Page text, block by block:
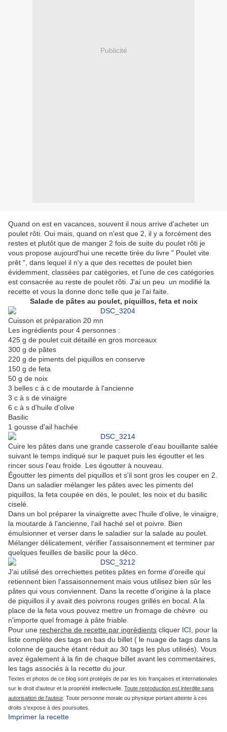
Publicité
Quand on est en vacances, souvent il nous arrive d'acheter un
poulet rôti. Oui mais, quand on n'est que 2, il y a forcément des
restes et plutôt que de manger 2 fois de suite du poulet rôti je
vous propose aujourd'hui une recette tirée du livre " Poulet vite
prêt ", dans lequel il n'y a que des recettes de poulet bien
évidemment, classées par catégories, et l'une de ces catégories
est consacrée au reste de poulet rôti. J'ai un peu un modifié la
recette et vous la donne donc telle que je l'ai faite.
Salade de pâtes au poulet, piquillos, feta et noix
Cuisson et préparation 20 mn
Les ingrédients pour 4 personnes :
425 g de poulet cuit détaillé en gros morceaux
300 g de pâtes
220 g de piments del piquillos en conserve
150 g de feta
50 g de noix
3 belles c à c de moutarde à l'ancienne
3 c à s de vinaigre
6 c à s d'huile d'olive
Basilic
1 gousse d'ail hachée
Cuire les pâtes dans une grande casserole d'eau bouillante salée
suivant le temps indiqué sur le paquet puis les égoutter et les
rincer sous l'eau froide. Les égoutter à nouveau.
Égoutter les piments del piquillos et s'il sont gros les couper en 2.
Dans un saladier mélanger les pâtes avec les piments del
piquillos, la feta coupée en dés, le poulet, les noix et du basilic
ciselé.
Dans un bol préparer la vinaigrette avec l'huile d'olive, le vinaigre,
la moutarde à l'ancienne, l'ail haché sel et poivre. Bien
émulsionner et verser dans le saladier sur la salade au poulet.
Mélanger délicatement, vérifier l'assaisonnement et terminer par
quelques feuilles de basilic pour la déco.
J'ai utilisé des orrechiettes petites pâtes en forme d'oreille qui
retiennent bien l'assaisonnement mais vous utilisez bien sûr les
pâtes qui vous conviennent. Dans la recette d'origine à la place
de piquillos il y avait des poivrons rouges grillés en bocal. A la
place de la feta vous pouvez mettre un fromage de chèvre ou
n'importe quel fromage à pâte friable.
Pour une recherche de recette par ingrédients cliquer ICI , pour la
liste complète des tags en bas du billet ( le nuage de tags dans la
colonne de gauche étant réduit au 30 tags les plus utilisés). Vous
avez également à la fin de chaque billet avant les commentaires,
les tags associés à la recette du jour.
Textes et photos de ce blog sont protégés de par les lois françaises et internationales
sur le droit d'auteur et la propriété intellectuelle. Toute reproduction est interdite sans
autorisation de l'auteur. Toute personne morale ou physique portant atteinte à ces
droits s'expose à des poursuites.
Imprimer la recette